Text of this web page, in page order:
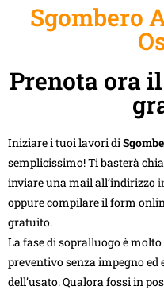
Sgombero
Prenota ora
Iniziare i tuoi lavori di
semplicissimo! Ti basterà
inviare una mail all’indirizzo
oppure compilare il form
gratuito.
La fase di sopralluogo è
preventivo senza impegno
dell’usato. Qualora fossi in